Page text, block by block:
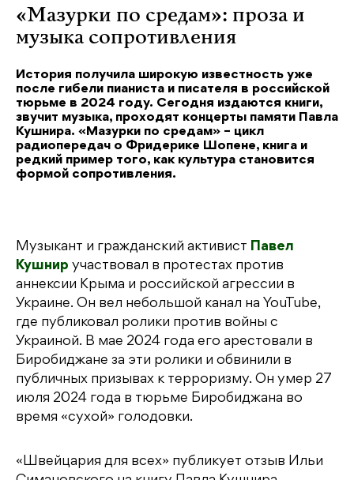
«Мазурки по средам»: проза и
музыка сопротивления
История получила широкую известность уже
после гибели пианиста и писателя в российской
тюрьме в 2024 году. Сегодня издаются книги,
звучит музыка, проходят концерты памяти Павла
Кушнира. «Мазурки по средам» – цикл
радиопередач о Фридерике Шопене, книга и
редкий пример того, как культура становится
формой сопротивления.
Музыкант и гражданский активист Павел
Кушнир участвовал в протестах против
аннексии Крыма и российской агрессии в
Украине. Он вел небольшой канал на YouTube,
где публиковал ролики против войны с
Украиной. В мае 2024 года его арестовали в
Биробиджане за эти ролики и обвинили в
публичных призывах к терроризму. Он умер 27
июля 2024 года в тюрьме Биробиджана во
время «сухой» голодовки.
«Швейцария для всех» публикует отзыв Ильи